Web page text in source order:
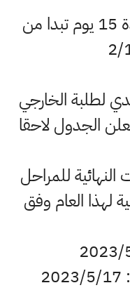
🔘 تكون العطلة الربيعية لمدة 15 يوم تبدا من
لطلبة الخارجي
للمراحل
لهذا العام وفق